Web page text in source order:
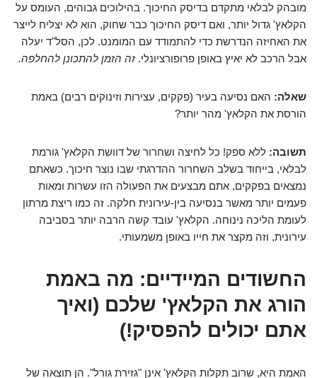
מובהק לבלאי מתקדם בדיסק החיכוך. בהילוכים גבוהים, העומס על
הקלאץ' גדול יותר, ואם דיסק החיכוך כבר שחוק, הוא לא יצליח לייצר
את האחיזה הנדרשת כדי להתמודד עם המומנט. לכן, הסל"ד יעלה
אבל הרכב לא יאיץ באופן פרופורציונלי.זה הזמן להתכונן להחלפה.
שאלה: האם נסיעה בעיר (פקקים, עצירות וזינוקים רבים) באמת
הורסת את הקלאץ' מהר יותר?
תשובה: ללא ספק! כל לחיצה ושחרור של דוושת הקלאץ' גורמת
לבלאי, בייחוד בשלב השחרור ההדרגתי שבו נוצר חיכוך. כשאתם
נמצאים בפקקים, אתם מבצעים את הפעולה הזו עשרות ומאות
פעמים יותר מאשר בנסיעה בין-עירונית חלקה. זה כמו ריצת מרתון
לעומת הליכה נינוחה. הקלאץ' עובד קשה הרבה יותר בסביבה
עירונית, וזה מקצר את חייו באופן משמעותי.
החשודים המיידיים: מה באמת
הורג את הקלאץ' שלכם (ואיך
אתם יכולים להפסיק!)
האמת היא, שרוב תקלות הקלאץ' אינן "גזירת גורל". הן תוצאה של